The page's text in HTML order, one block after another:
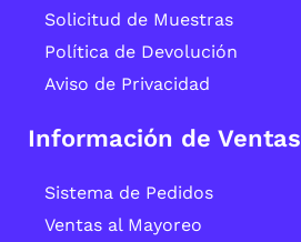
Solicitud de Muestras
Política de Devolución
Aviso de Privacidad
Información de Ventas
Sistema de Pedidos
Ventas al Mayoreo